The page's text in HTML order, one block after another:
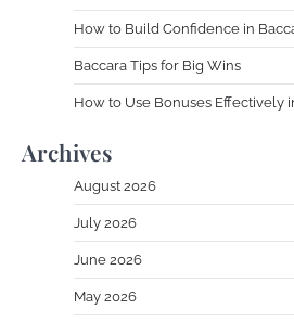
How to Build Confidence in
Baccara Tips for Big Wins
How to Use Bonuses Effectively
Archives
August 2026
July 2026
June 2026
May 2026